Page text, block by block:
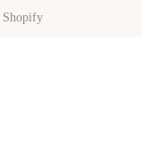
Shopify